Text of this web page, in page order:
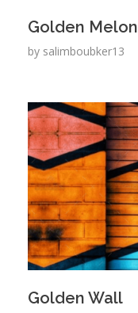
Golden Melon
by salimboubker13
Golden Wall